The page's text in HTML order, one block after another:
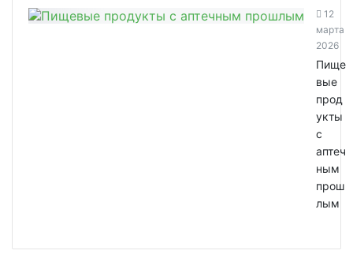
12
марта
2026
Пище
вые
прод
укты
с
аптеч
ным
прош
лым